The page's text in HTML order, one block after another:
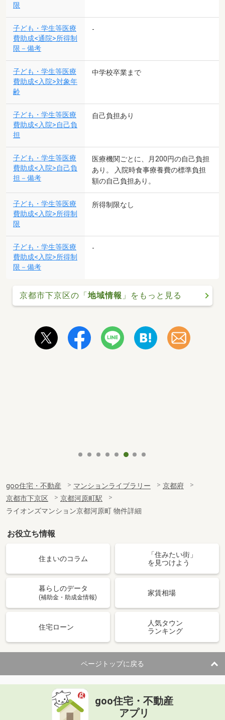
限
子ども・学生等医療
費助成<通院>所得制
限－備考
-
子ども・学生等医療
費助成<入院>対象年
齢
中学校卒業まで
子ども・学生等医療
費助成<入院>自己負
担
自己負担あり
子ども・学生等医療
費助成<入院>自己負
担－備考
医療機関ごとに、月200円の自己負担
あり。 入院時食事療養費の標準負担
額の自己負担あり。
子ども・学生等医療
費助成<入院>所得制
限
所得制限なし
子ども・学生等医療
費助成<入院>所得制
限－備考
-
京都市下京区の「 地域情報 」をもっと見る
goo住宅・不動産 マンションライブラリー
京都府
京都市下京区
京都河原町駅
ライオンズマンション京都河原町 物件詳細
お役立ち情報
住まいのコラム
「住みたい街」
を見つけよう
暮らしのデータ
(補助金・助成金情報)
家賃相場
住宅ローン
人気タウン
ランキング
ページトップに戻る
goo住宅・不動産
アプリ